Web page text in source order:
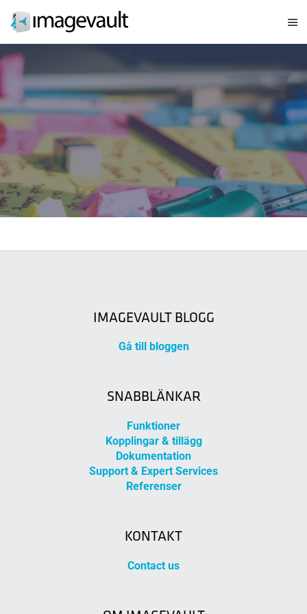
IMAGEVAULT BLOGG
Gå till bloggen
SNABBLÄNKAR
Funktioner
Kopplingar & tillägg
Dokumentation
Support & Expert Services
Referenser
KONTAKT
Contact us